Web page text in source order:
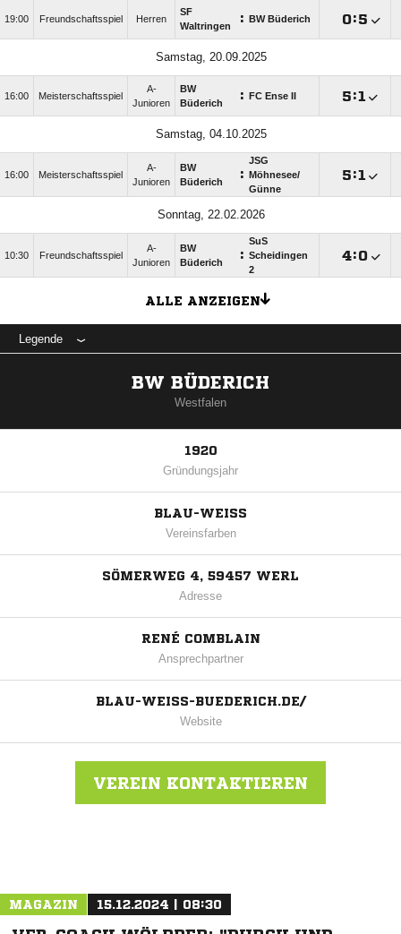
19:00 Freundschaftsspiel Herren
SF
Waltringen
: BW Büderich :
Samstag, 20.09.2025
16:00 Meisterschaftsspiel
A-
Junioren
BW
Büderich
: FC Ense II :
Samstag, 04.10.2025
16:00 Meisterschaftsspiel
A-
Junioren
BW
Büderich
:
JSG
Möhnesee/​
Günne
:
Sonntag, 22.02.2026
10:30 Freundschaftsspiel
A-
Junioren
BW
Büderich
:
SuS
Scheidingen
2
:
ALLE ANZEIGEN
Legende
BW BÜDERICH
Westfalen
1920
Gründungsjahr
BLAU-WEISS
Vereinsfarben
SÖMERWEG 4, 59457 WERL
Adresse
RENÉ COMBLAIN
Ansprechpartner
BLAU-WEISS-BUEDERICH.DE/
Website
VEREIN KONTAKTIEREN
MAGAZIN 15.12.2024 | 08:30